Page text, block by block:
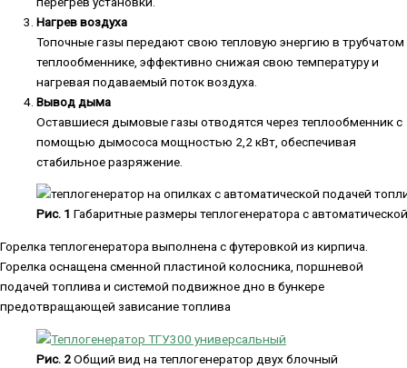
Нагрев воздуха
Топочные газы передают свою тепловую энергию в трубчатом
теплообменнике, эффективно снижая свою температуру и
нагревая подаваемый поток воздуха.
Вывод дыма
Оставшиеся дымовые газы отводятся через теплообменник с
помощью дымососа мощностью 2,2 кВт, обеспечивая
стабильное разряжение.
Рис. 1 Габаритные размеры теплогенератора с
Горелка теплогенератора выполнена с футеровкой из кирпича.
Горелка оснащена сменной пластиной колосника, поршневой
подачей топлива и системой подвижное дно в бункере
предотвращающей зависание топлива
Рис. 2Общий вид на теплогенератор двух блочный